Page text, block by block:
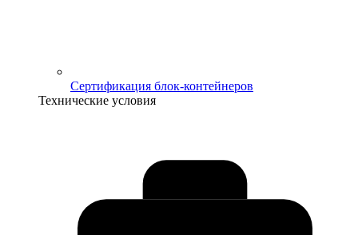
Сертификация блок-контейнеров
Технические условия